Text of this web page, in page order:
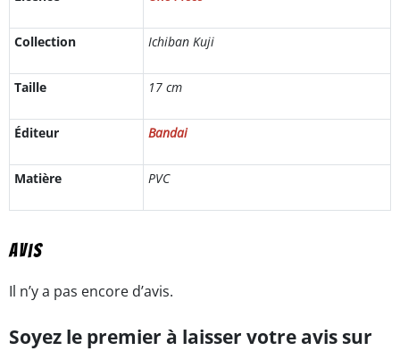
Collection Ichiban Kuji
Taille 17 cm
Éditeur Bandai
Matière PVC
Avis
Il n’y a pas encore d’avis.
Soyez le premier à laisser votre avis sur